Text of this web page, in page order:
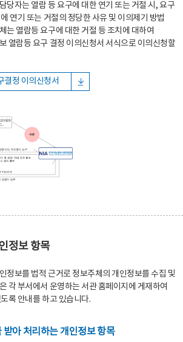
당자는 열람 등 요구에 대한 연기 또는 거절 시, 요구
연기 또는 거절의 정당한 사유 및 이의제기 방법
는 열람등 요구에 대한 거절 등 조치에 대하여
열람등 요구 결정 이의신청서 서식으로 이의신청할
결정 이의신청서
정보 항목
정보를 법적 근거로 정보주체의 개인정보를 수집 및
각 부서에서 운영하는 서관 홈페이지에 게재하여
록 안내를 하고 있습니다.
받아 처리하는 개인정보 항목